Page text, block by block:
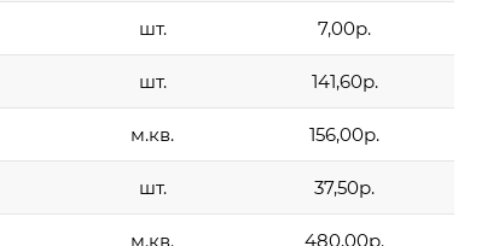
шт. 7,00р.
шт. 141,60р.
м.кв. 156,00р.
шт. 37,50р.
м.кв. 480,00р.